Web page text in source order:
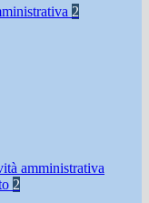
2
amministrativa
2